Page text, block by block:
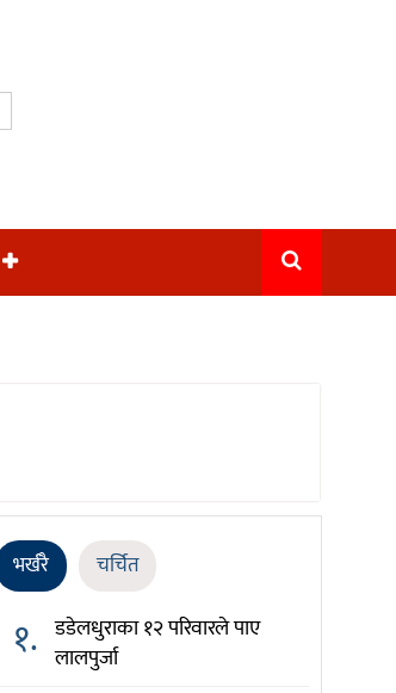
भर्खरै चर्चित
१. डडेलधुराका १२ परिवारले पाए
लालपुर्जा